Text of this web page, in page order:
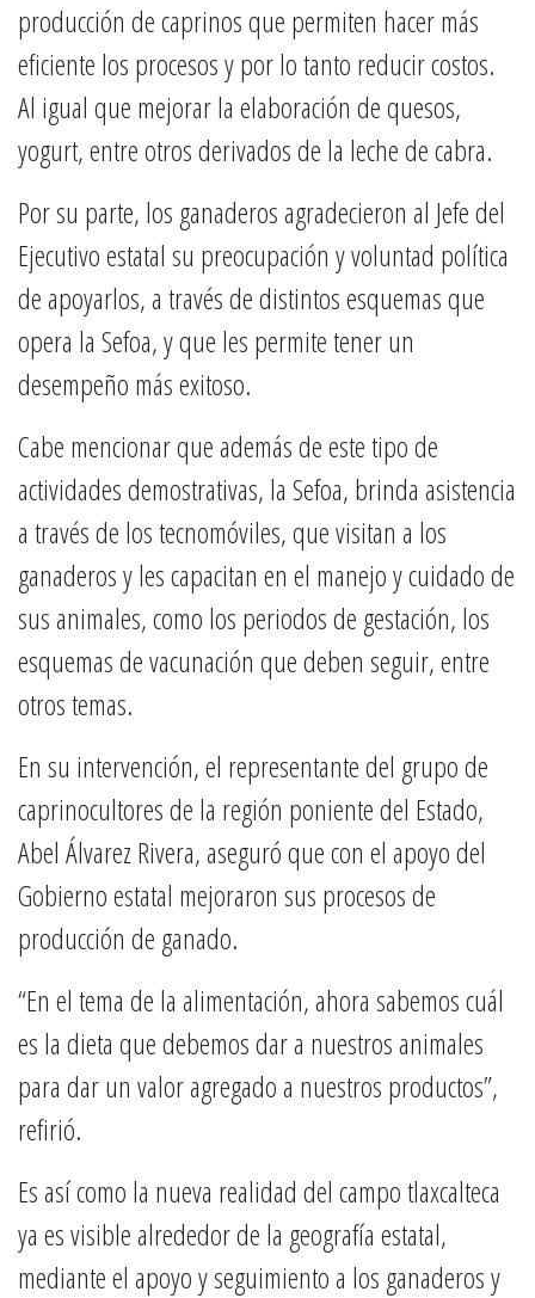
producción de caprinos que permiten hacer más
eficiente los procesos y por lo tanto reducir costos.
Al igual que mejorar la elaboración de quesos,
yogurt, entre otros derivados de la leche de cabra.
Por su parte, los ganaderos agradecieron al Jefe del
Ejecutivo estatal su preocupación y voluntad política
de apoyarlos, a través de distintos esquemas que
opera la Sefoa, y que les permite tener un
desempeño más exitoso.
Cabe mencionar que además de este tipo de
actividades demostrativas, la Sefoa, brinda asistencia
a través de los tecnomóviles, que visitan a los
ganaderos y les capacitan en el manejo y cuidado de
sus animales, como los periodos de gestación, los
esquemas de vacunación que deben seguir, entre
otros temas.
En su intervención, el representante del grupo de
caprinocultores de la región poniente del Estado,
Abel Álvarez Rivera, aseguró que con el apoyo del
Gobierno estatal mejoraron sus procesos de
producción de ganado.
“En el tema de la alimentación, ahora sabemos cuál
es la dieta que debemos dar a nuestros animales
para dar un valor agregado a nuestros productos”,
refirió.
Es así como la nueva realidad del campo tlaxcalteca
ya es visible alrededor de la geografía estatal,
mediante el apoyo y seguimiento a los ganaderos y